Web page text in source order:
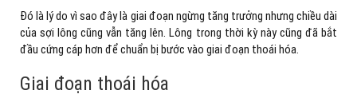
Đó là lý do vì sao đây là giai đoạn ngừng tăng trưởng nhưng chiều dài
của sợi lông cũng vẫn tăng lên. Lông trong thời kỳ này cũng đã bắt
đầu cứng cáp hơn để chuẩn bị bước vào giai đoạn thoái hóa.
Giai đoạn thoái hóa